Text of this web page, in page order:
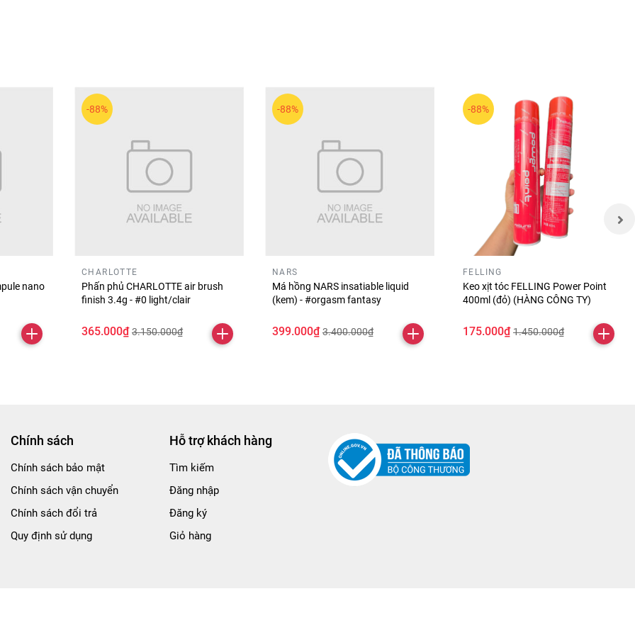
hỗ trợ gắn mi giả và chỉnh mi một cách chính xác, giúp việc trang
nano
-88%
CHARLOTTE
Phấn phủ CHARLOTTE air brush
finish 3.4g - #0 light/clair
365.000₫ 3.150.000₫
-88%
NARS
Má hồng NARS insatiable liquid
(kem) - #orgasm fantasy
399.000₫ 3.400.000₫
-88%
FELLING
Keo xịt tóc FELLING Power Point
400ml (đỏ) (HÀNG CÔNG TY)
175.000₫ 1.450.000₫
Chính sách
Chính sách bảo mật
Chính sách vận chuyển
Chính sách đổi trả
Quy định sử dụng
Hỗ trợ khách hàng
Tìm kiếm
Đăng nhập
Đăng ký
Giỏ hàng